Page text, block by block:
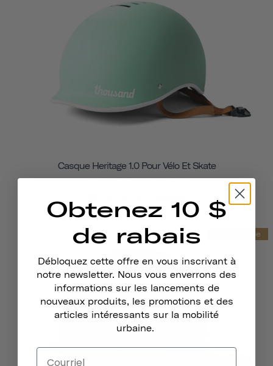
Casque Heritage 1.0 Pour Vélo Et Skate
MONNAIE DE WILLOWBROOK
Vente finale
Obtenez 10 $
de rabais
Débloquez cette offre en vous inscrivant à
notre newsletter. Nous vous enverrons des
informations sur les lancements de
nouveaux produits, les promotions et des
articles intéressants sur la mobilité
urbaine.